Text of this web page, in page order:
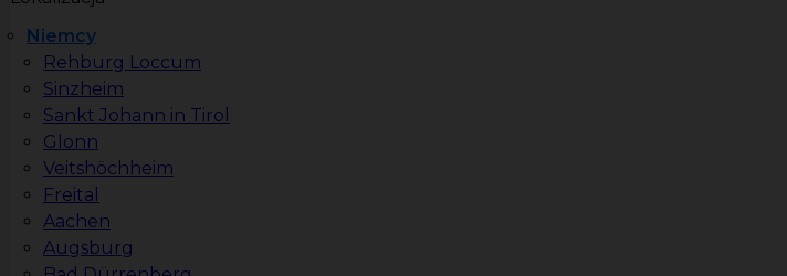
Niemcy
Rehburg Loccum
Sinzheim
Sankt Johann in Tirol
Glonn
Veitshöchheim
Freital
Aachen
Augsburg